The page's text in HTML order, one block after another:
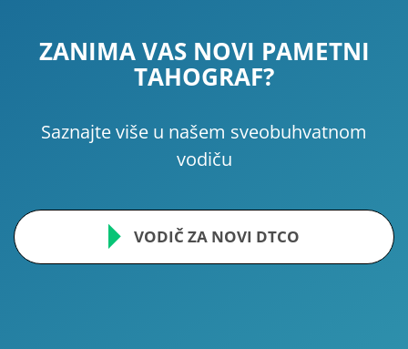
ZANIMA VAS NOVI PAMETNI
TAHOGRAF?
Saznajte više u našem sveobuhvatnom
vodiču
VODIČ ZA NOVI DTCO